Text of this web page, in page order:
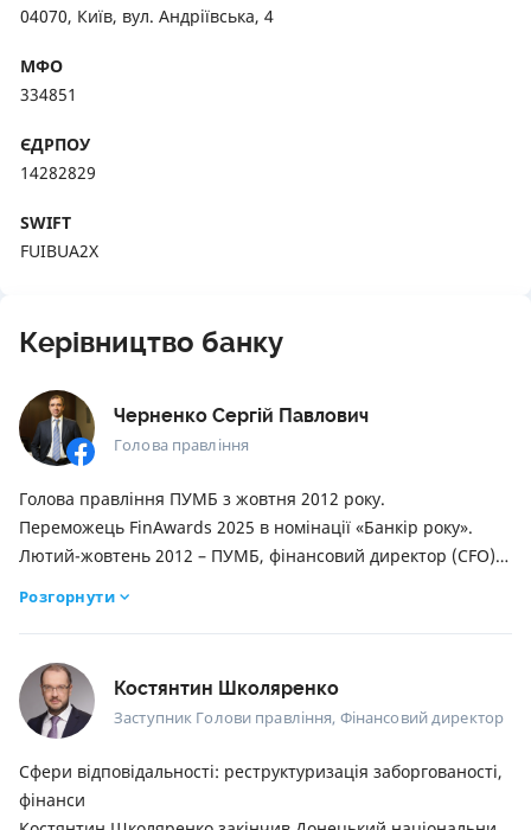
04070, Київ, вул. Андріївська, 4
МФО
334851
ЄДРПОУ
14282829
SWIFT
FUIBUA2X
Керівництво банку
Черненко Сергій Павлович
Голова правління
Голова правління ПУМБ з жовтня 2012 року.
Переможець FinAwards 2025 в номінації «Банкір року».
Лютий-жовтень 2012 – ПУМБ, фінансовий директор (CFO).
голови правління.
Вересень 2008 – квітень 2011 – ПУМБ, заступник голови
правління.
2006-2008 – ПУМБ, член наглядової ради.
2005-2006 – ПУМБ, начальник центрального управління
1997-2005 – ПУМБ, фахівець центрального управління
оцінки ризиків.
Розгорнути
Костянтин Школяренко
Заступник Голови правління, Фінансовий директор
Сфери відповідальності: реструктуризація заборгованості,
фінанси